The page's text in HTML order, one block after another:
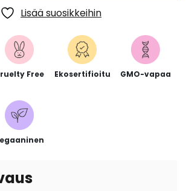
Lisää suosikkeihin
Free Ekosertifioitu GMO-vapaa